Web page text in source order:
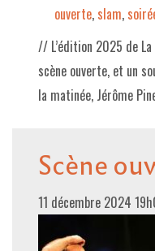
ouverte, slam,
// L’édition 2025 de
scène ouverte, et un
la matinée, Jérôme
Scène
11 décembre 2024